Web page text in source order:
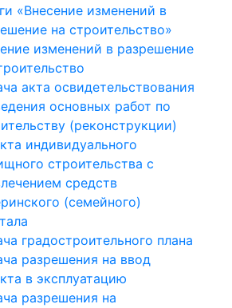
«Внесение изменений в
на строительство»
изменений в разрешение
акта освидетельствования
основных работ по
(реконструкции)
индивидуального
строительства с
средств
(семейного)
градостроительного плана
разрешения на ввод
в эксплуатацию
разрешения на